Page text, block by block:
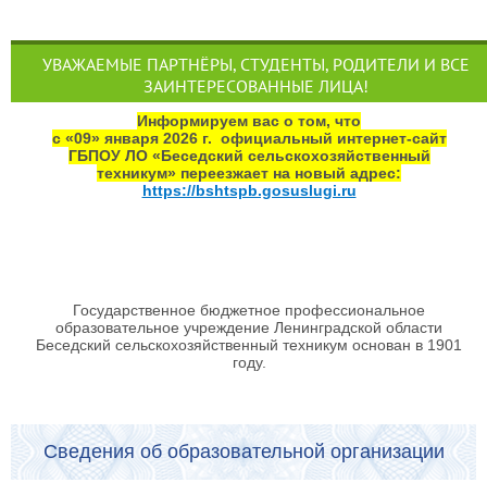
УВАЖАЕМЫЕ ПАРТНЁРЫ, СТУДЕНТЫ, РОДИТЕЛИ И ВСЕ
ЗАИНТЕРЕСОВАННЫЕ ЛИЦА!
Информируем вас о том, что
с «09» января 2026 г. официальный интернет‑сайт
ГБПОУ ЛО «Беседский сельскохозяйственный
техникум» переезжает на новый адрес:
https://bshtspb.gosuslugi.ru
Государственное бюджетное профессиональное
образовательное учреждение Ленинградской области
Беседский сельскохозяйственный техникум основан в 1901
году.
Сведения об образовательной организации